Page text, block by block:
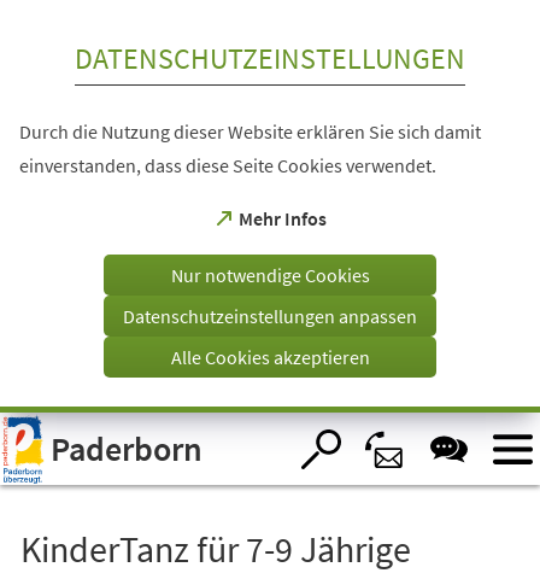
Visuelle
Assistenzsoftware
öffnen.
DATENSCHUTZEINSTELLUNGEN
Durch die Nutzung dieser Website erklären Sie sich damit
einverstanden, dass diese Seite Cookies verwendet.
Mehr Infos
(Öffnet
einem
Tab)
Nur notwendige Cookies
Datenschutzeinstellungen anpassen
Alle Cookies akzeptieren
Paderborn
KinderTanz für 7-9 Jährige